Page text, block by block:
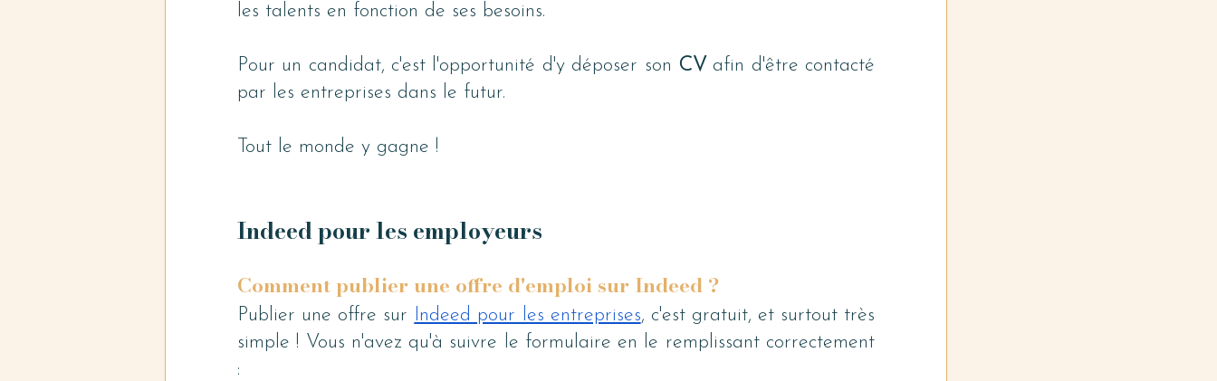
les talents en fonction de ses besoins.
Pour un candidat, c'est l'opportunité d'y déposer son CV afin d'être contacté
par les entreprises dans le futur.
Tout le monde y gagne !
Indeed pour les employeurs
Comment publier une offre d'emploi sur Indeed ?
Publier une offre sur Indeed pour les entreprises, c'est gratuit, et surtout très
simple ! Vous n'avez qu'à suivre le formulaire en le remplissant correctement
: